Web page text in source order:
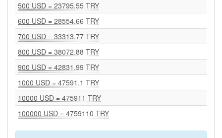
500 USD = 23795.55 TRY
600 USD = 28554.66 TRY
700 USD = 33313.77 TRY
800 USD = 38072.88 TRY
900 USD = 42831.99 TRY
1000 USD = 47591.1 TRY
10000 USD = 475911 TRY
100000 USD = 4759110 TRY